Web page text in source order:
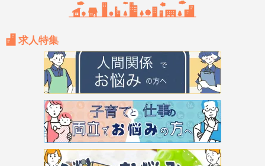
求人特集